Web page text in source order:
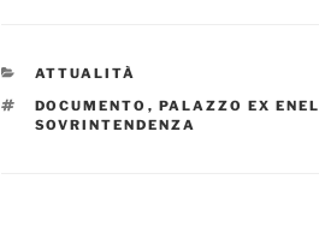
CATEGORIE
ATTUALITÀ
TAG
DOCUMENTO , PALAZZO EX ENEL
SOVRINTENDENZA